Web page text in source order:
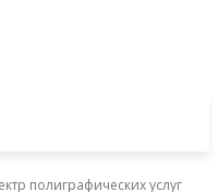
полиграфических услуг